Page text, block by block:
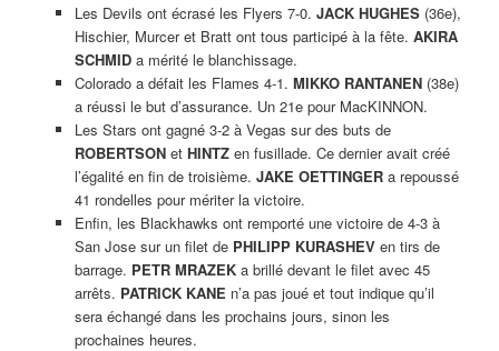
Les Devils ont écrasé les Flyers 7-0. JACK HUGHES(36e),
Hischier, Murcer et Bratt ont tous participé à la fête. AKIRA
SCHMIDa mérité le blanchissage.
Colorado a défait les Flames 4-1. MIKKO RANTANEN(38e)
a réussi le but d’assurance. Un 21e pour MacKINNON.
Les Stars ont gagné 3-2 à Vegas sur des buts de
ROBERTSONet HINTZen fusillade. Ce dernier avait créé
l’égalité en fin de troisième. JAKE OETTINGERa repoussé
41 rondelles pour mériter la victoire.
Enfin, les Blackhawks ont remporté une victoire de 4-3 à
San Jose sur un filet de PHILIPP KURASHEVen tirs de
barrage. PETR MRAZEKa brillé devant le filet avec 45
arrêts. PATRICK KANE n’a pas joué et tout indique qu’il
sera échangé dans les prochains jours, sinon les
prochaines heures.